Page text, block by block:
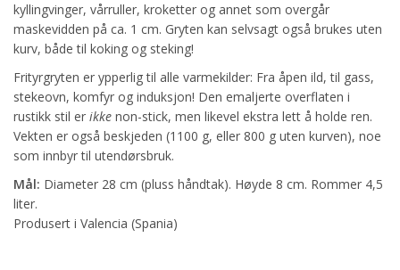
kyllingvinger, vårruller, kroketter og annet som overgår
maskevidden på ca. 1 cm. Gryten kan selvsagt også brukes uten
kurv, både til koking og steking!
Frityrgryten er ypperlig til alle varmekilder: Fra åpen ild, til gass,
stekeovn, komfyr og induksjon! Den emaljerte overflaten i
rustikk stil er ikke non-stick, men likevel ekstra lett å holde ren.
Vekten er også beskjeden (1100 g, eller 800 g uten kurven), noe
som innbyr til utendørsbruk.
Mål: Diameter 28 cm (pluss håndtak). Høyde 8 cm. Rommer 4,5
liter.
Produsert i Valencia (Spania)